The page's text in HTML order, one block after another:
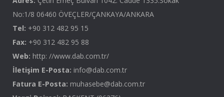
No:1/8 06460 ÖVEÇLER/ÇANKAYA/ANKARA
Tel: +90 312 482 95 15
Fax: +90 312 482 95 88
Web: http: //www.dab.com.tr/
İletişim E-Posta: info@dab.com.tr
Fatura E-Posta: muhasebe@dab.com.tr